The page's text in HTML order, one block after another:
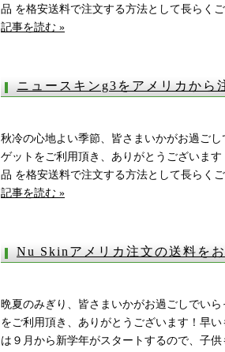
品 を格安送料で注文する方法として長らく
記事を読む »
ニュースキンg3をアメリカか
秋冷の心地よい季節、皆さまいかがお過ご
ゲットをご利用頂き、ありがとうございま
品 を格安送料で注文する方法として長らく
記事を読む »
Nu Skinアメリカ注文の送料を
晩夏のみぎり、皆さまいかがお過ごしでい
をご利用頂き、ありがとうございます！早
は９月から新学年がスタートするので、子